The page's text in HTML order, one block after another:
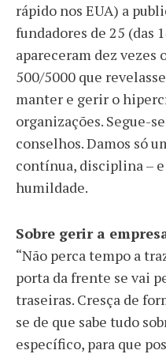
rápido nos EUA) a
fundadores de 25 (das
apareceram dez vezes
500/5000 que
manter e gerir o
organizações. Segue-
conselhos. Damos só
contínua, disciplina –
humildade.
Sobre gerir a
“Não perca tempo a
porta da frente se vai
traseiras. Cresça de
se de que sabe tudo
específico, para que